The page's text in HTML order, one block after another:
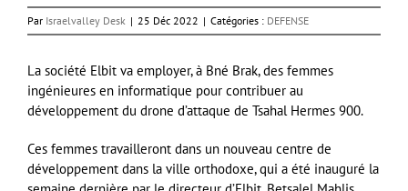
Par Israelvalley Desk | 25 Déc 2022 | Catégories : DEFENSE
La société Elbit va employer, à Bné Brak, des femmes
ingénieures en informatique pour contribuer au
développement du drone d’attaque de Tsahal Hermes 900.
Ces femmes travailleront dans un nouveau centre de
développement dans la ville orthodoxe, qui a été inauguré la